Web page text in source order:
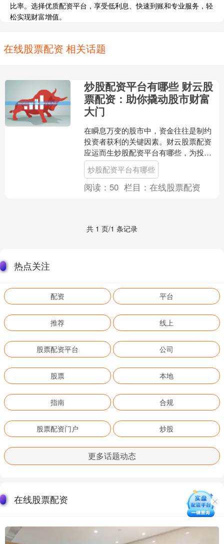
比率。选择优质配资平台，享受低利息、快速到账和专业服务，轻
松实现财富增值。
在线股票配资 相关话题
炒股配资平台有哪些 财云股
票配资：助你撬动股市财富
大门
在瞬息万变的股市中，资金往往是制约
投资者获利的关键因素。财云股票配资
应运而生炒股配资平台有哪些，为投资
者提供杠杆资金，助力他们撬动股市财
富大门。 期货配资是指通....
炒股配资平台有哪些
阅读： 50 栏目：在线股票配资
共 1 页/1 条记录
热点关注
配资 平台
推荐 线上
股票配资平台 公司
股票 本地
指南 合规
股票配资门户 炒股
更多话题动态
在线股票配资